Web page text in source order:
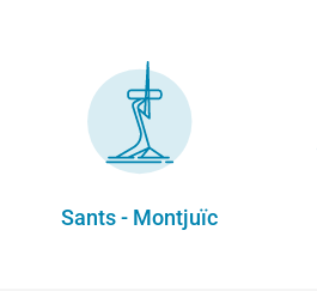
Sants - Montjuïc